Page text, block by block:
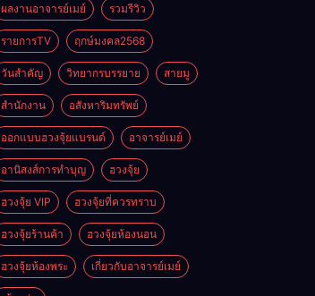
ผลงานอาจารย์เมย์ รวมรีวิว
รายการTV ฤกษ์มงคล2568
วันสำคัญ วิทยากรบรรยาย สายมู
สำนักงาน อสังหาริมทรัพย์
ออกแบบฮวงจุ้ยแบรนด์ อาจารย์เมย์
อานิสงส์การทำบุญ ฮวงจุ้ย
ฮวงจุ้ย VIP ฮวงจุ้ยที่ควรทราบ
ฮวงจุ้ยร้านค้า ฮวงจุ้ยห้องนอน
ฮวงจุ้ยห้องพระ เกี่ยวกับอาจารย์เมย์